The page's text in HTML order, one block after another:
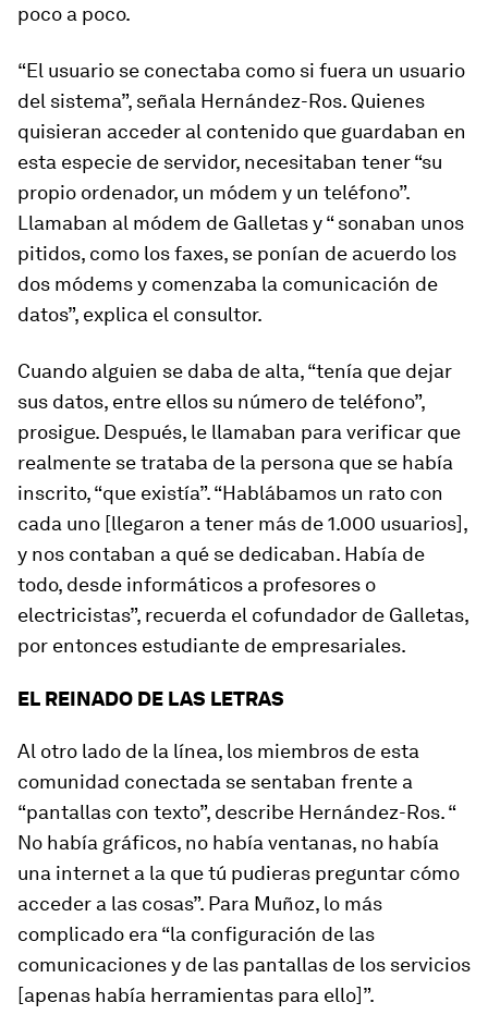
poco a poco.
“El usuario se conectaba como si fuera un usuario
del sistema”, señala Hernández-Ros. Quienes
quisieran acceder al contenido que guardaban en
esta especie de servidor, necesitaban tener “su
propio ordenador, un módem y un teléfono”.
Llamaban al módem de Galletas y “ sonaban unos
pitidos, como los faxes, se ponían de acuerdo los
dos módems y comenzaba la comunicación de
datos”, explica el consultor.
Cuando alguien se daba de alta, “tenía que dejar
sus datos, entre ellos su número de teléfono”,
prosigue. Después, le llamaban para verificar que
realmente se trataba de la persona que se había
inscrito, “que existía”. “Hablábamos un rato con
cada uno [llegaron a tener más de 1.000 usuarios],
y nos contaban a qué se dedicaban. Había de
todo, desde informáticos a profesores o
electricistas”, recuerda el cofundador de Galletas,
por entonces estudiante de empresariales.
EL REINADO DE LAS LETRAS
Al otro lado de la línea, los miembros de esta
comunidad conectada se sentaban frente a
“pantallas con texto”, describe Hernández-Ros. “
No había gráficos, no había ventanas, no había
una internet a la que tú pudieras preguntar cómo
acceder a las cosas”. Para Muñoz, lo más
complicado era “la configuración de las
comunicaciones y de las pantallas de los servicios
[apenas había herramientas para ello]”.